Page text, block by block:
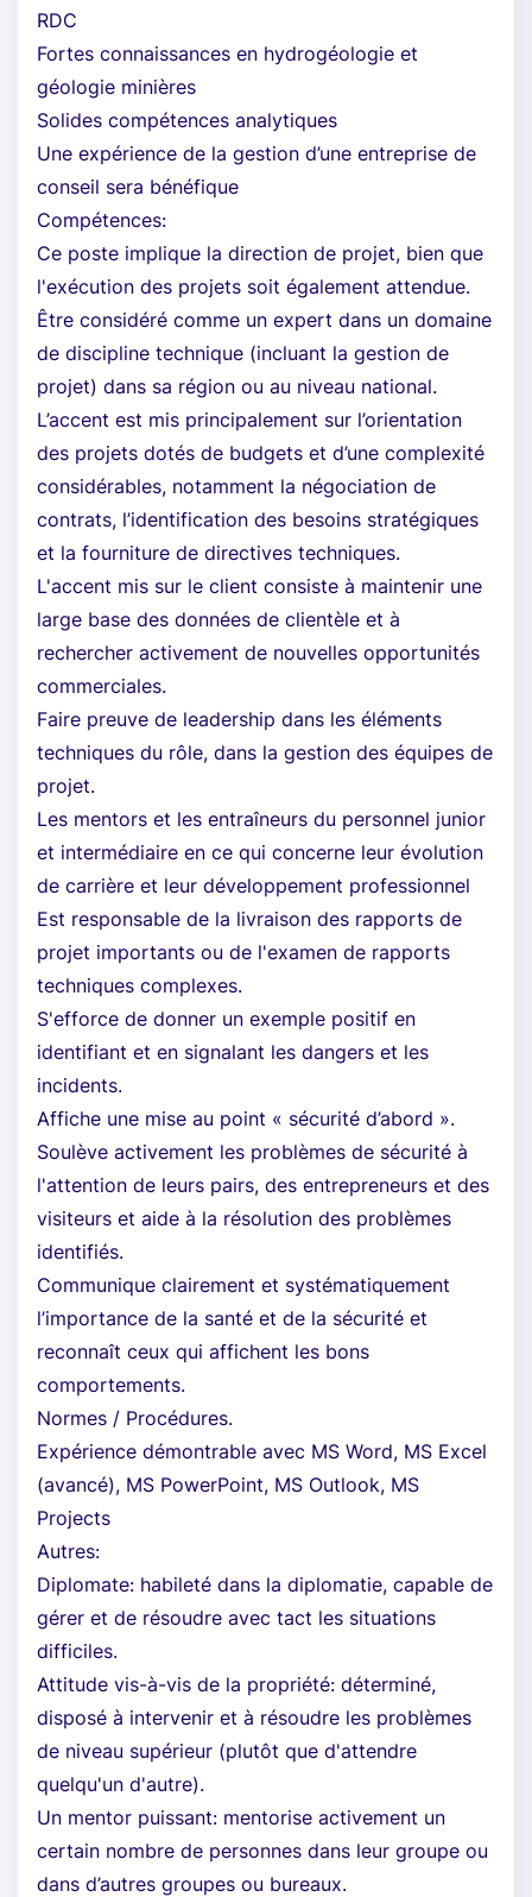
RDC
Fortes connaissances en hydrogéologie et
géologie minières
Solides compétences analytiques
Une expérience de la gestion d’une entreprise de
conseil sera bénéfique
Compétences:
Ce poste implique la direction de projet, bien que
l'exécution des projets soit également attendue.
Être considéré comme un expert dans un domaine
de discipline technique (incluant la gestion de
projet) dans sa région ou au niveau national.
L’accent est mis principalement sur l’orientation
des projets dotés de budgets et d’une complexité
considérables, notamment la négociation de
contrats, l’identification des besoins stratégiques
et la fourniture de directives techniques.
L'accent mis sur le client consiste à maintenir une
large base des données de clientèle et à
rechercher activement de nouvelles opportunités
commerciales.
Faire preuve de leadership dans les éléments
techniques du rôle, dans la gestion des équipes de
projet.
Les mentors et les entraîneurs du personnel junior
et intermédiaire en ce qui concerne leur évolution
de carrière et leur développement professionnel
Est responsable de la livraison des rapports de
projet importants ou de l'examen de rapports
techniques complexes.
S'efforce de donner un exemple positif en
identifiant et en signalant les dangers et les
incidents.
Affiche une mise au point « sécurité d’abord ».
Soulève activement les problèmes de sécurité à
l'attention de leurs pairs, des entrepreneurs et des
visiteurs et aide à la résolution des problèmes
identifiés.
Communique clairement et systématiquement
l’importance de la santé et de la sécurité et
reconnaît ceux qui affichent les bons
comportements.
Normes / Procédures.
Expérience démontrable avec MS Word, MS Excel
(avancé), MS PowerPoint, MS Outlook, MS
Projects
Autres:
Diplomate: habileté dans la diplomatie, capable de
gérer et de résoudre avec tact les situations
difficiles.
Attitude vis-à-vis de la propriété: déterminé,
disposé à intervenir et à résoudre les problèmes
de niveau supérieur (plutôt que d'attendre
quelqu'un d'autre).
Un mentor puissant: mentorise activement un
certain nombre de personnes dans leur groupe ou
dans d’autres groupes ou bureaux.